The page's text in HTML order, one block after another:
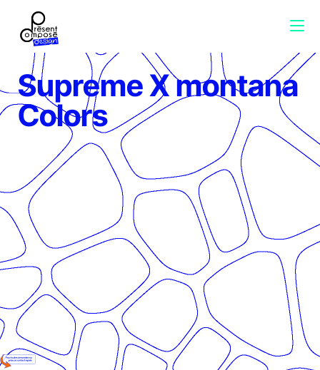
Supreme X montana
Colors